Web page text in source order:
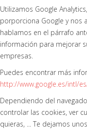
Utilizamos Google
porporciona Google y nos
hablamos en el párrafo
información para mejorar
empresas.
Puedes encontrar más
http://www.google.es/intl/
Dependiendo del
controlar las cookies, ver
quieras, ... Te dejamos